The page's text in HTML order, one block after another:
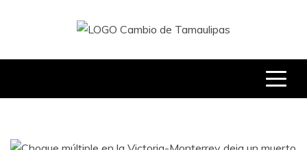
CAMBIO DE
TAMAULIPAS
NOTICIAS Y ACTUALIDAD EN EL
ESTADO DE TAMAULIPAS